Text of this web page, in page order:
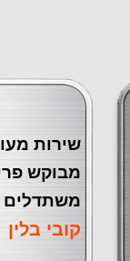
שירות
מבוקש
משתדלים
קובי בלין